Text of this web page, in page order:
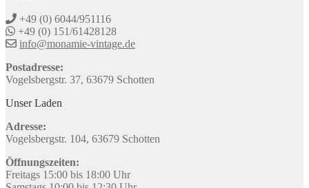
+49 (0) 6044/951116
+49 (0) 151/61428128
info@monamie-vintage.de
Postadresse:
Vogelsbergstr. 37, 63679 Schotten
Unser Laden
Adresse:
Vogelsbergstr. 104, 63679 Schotten
Öffnungszeiten:
Freitags 15:00 bis 18:00 Uhr